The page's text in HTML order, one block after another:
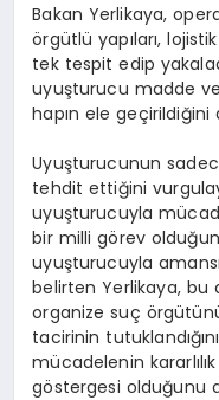
Bakan Yerlikaya,
örgütlü yapıları,
tek tespit edip
uyuşturucu madde
hapın ele geçirildiğini
Uyuşturucunun
tehdit ettiğini
uyuşturucuyla
bir milli görev
uyuşturucuyla
belirten Yerlikaya,
organize suç
tacirinin
mücadelenin
göstergesi olduğunu